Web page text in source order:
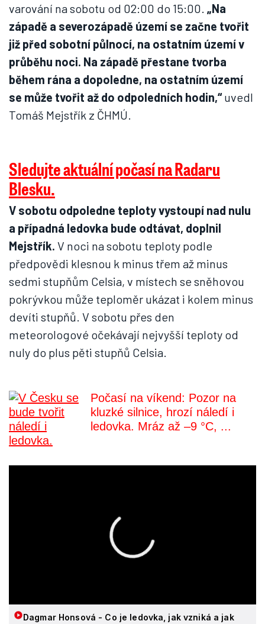
varování na sobotu od 02:00 do 15:00. „Na
západě a severozápadě území se začne tvořit
již před sobotní půlnocí, na ostatním území v
průběhu noci. Na západě přestane tvorba
během rána a dopoledne, na ostatním území
se může tvořit až do odpoledních hodin,“uvedl
Tomáš Mejstřík z ČHMÚ.
Sledujte aktuální počasí na Radaru
Blesku.
V sobotu odpoledne teploty vystoupí nad nulu
a případná ledovka bude odtávat, doplnil
Mejstřík. V noci na sobotu teploty podle
předpovědi klesnou k minus třem až minus
sedmi stupňům Celsia, v místech se sněhovou
pokrývkou může teploměr ukázat i kolem minus
devíti stupňů. V sobotu přes den
meteorologové očekávají nejvyšší teploty od
nuly do plus pěti stupňů Celsia.
Počasí na víkend: Pozor na
kluzké silnice, hrozí náledí i
ledovka. Mráz až –9 °C, ...
Dagmar Honsová - Co je ledovka, jak vzniká a jak